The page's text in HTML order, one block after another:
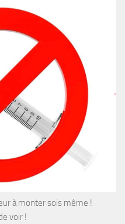
à monter sois même !
voir !